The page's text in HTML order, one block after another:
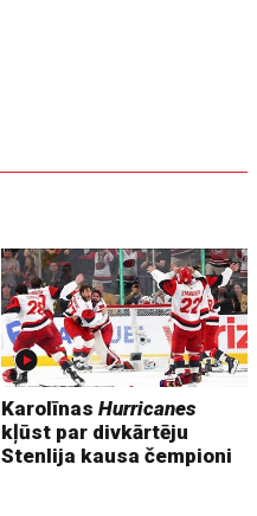
KarolīnasHurricanes
kļūst par divkārtēju
Stenlija kausa čempioni